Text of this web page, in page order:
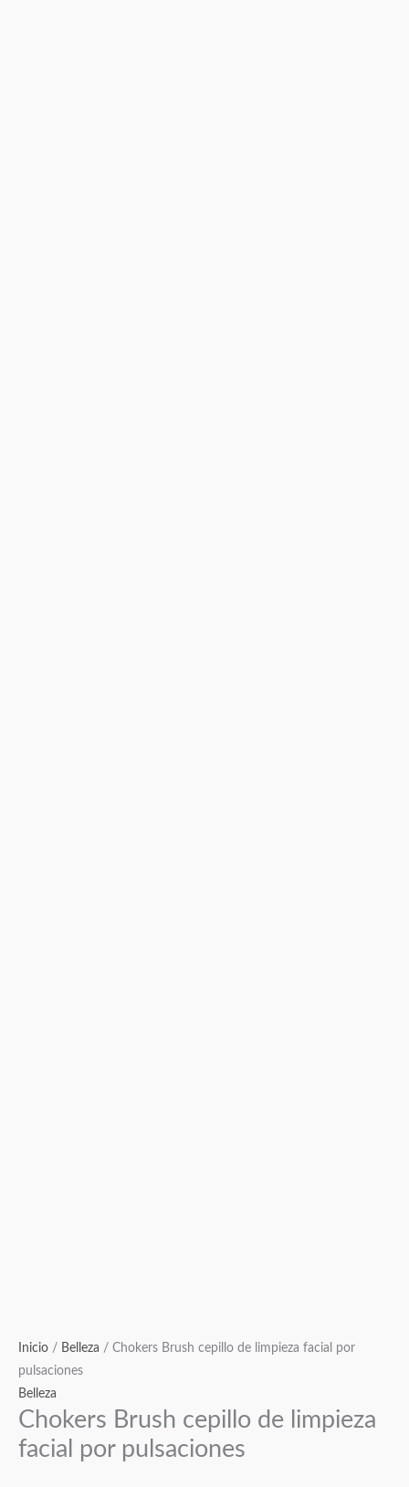
Inicio / Belleza / Chokers Brush cepillo de limpieza facial por
pulsaciones
Belleza
Chokers Brush cepillo de limpieza
facial por pulsaciones